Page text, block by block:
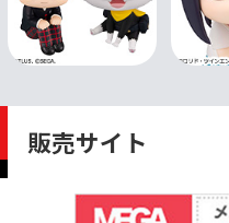
販売サイト